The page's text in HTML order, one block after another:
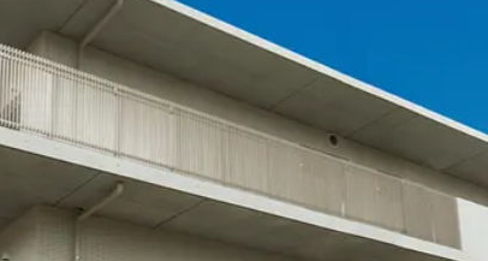
・研修のサポート
ッセージ